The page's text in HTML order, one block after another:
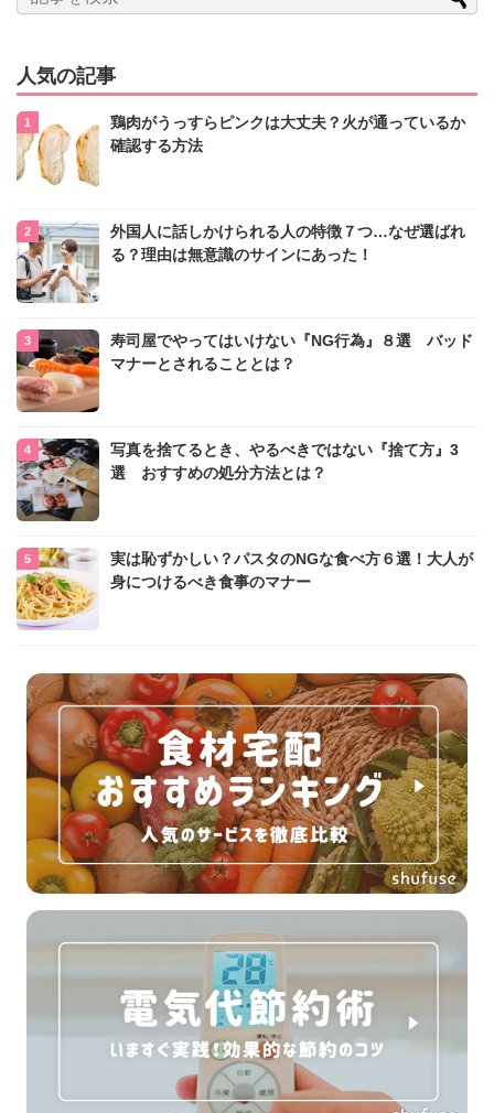
人気の記事
鶏肉がうっすらピンクは大丈夫？火が通っているか
確認する方法
外国人に話しかけられる人の特徴７つ…なぜ選ばれ
る？理由は無意識のサインにあった！
寿司屋でやってはいけない『NG行為』８選 バッド
マナーとされることとは？
写真を捨てるとき、やるべきではない『捨て方』3
選 おすすめの処分方法とは？
実は恥ずかしい？パスタのNGな食べ方６選！大人が
身につけるべき食事のマナー